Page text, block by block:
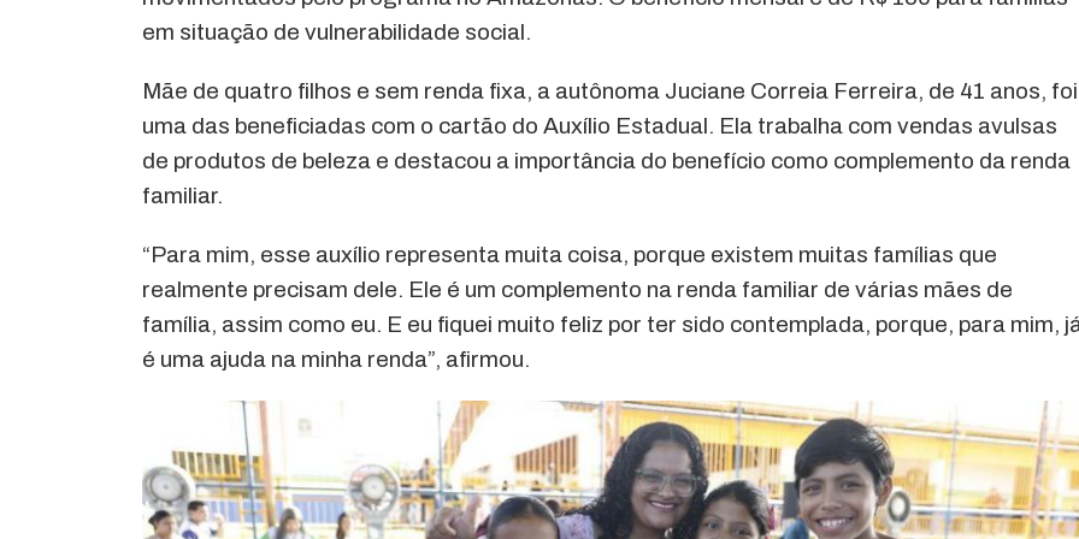
em situação de vulnerabilidade social.
Mãe de quatro filhos e sem renda fixa, a autônoma Juciane Correia Ferreira, de 41 anos, foi
uma das beneficiadas com o cartão do Auxílio Estadual. Ela trabalha com vendas avulsas
de produtos de beleza e destacou a importância do benefício como complemento da renda
familiar.
“Para mim, esse auxílio representa muita coisa, porque existem muitas famílias que
realmente precisam dele. Ele é um complemento na renda familiar de várias mães de
família, assim como eu. E eu fiquei muito feliz por ter sido contemplada, porque, para mim,
é uma ajuda na minha renda”, afirmou.